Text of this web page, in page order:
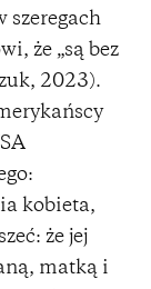
szeregach
że „są bez
2023).
kobieta,
że jej
matką i